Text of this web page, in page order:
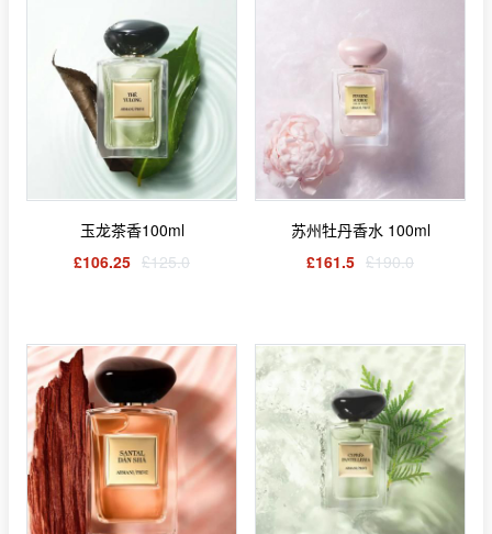
玉龙茶香100ml
£106.25 £125.0
苏州牡丹香水 100ml
£161.5 £190.0